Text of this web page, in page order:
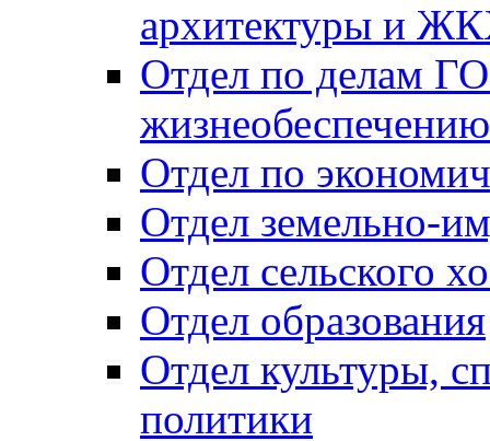
архитектуры и
Отдел по делам
Отдел по
Отдел земельно-
Отдел сельского
Отдел образования
Отдел культуры,
политики